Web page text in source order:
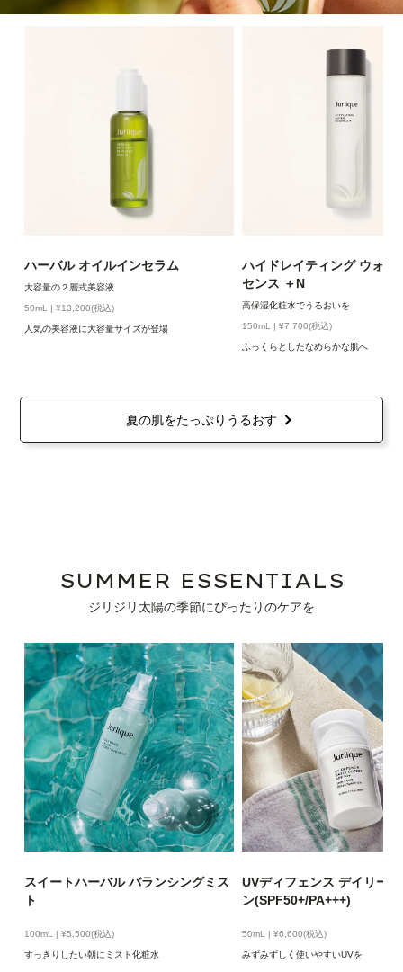
ハーバル オイルインセラム
大容量の２層式美容液
50mL | ¥13,200(税込)
人気の美容液に大容量サイズが登場
ハイドレイティング ウォー
センス ＋N
高保湿化粧水でうるおいを
150mL | ¥7,700(税込)
ふっくらとしたなめらかな肌へ
夏の肌をたっぷりうるおす
SUMMER ESSENTIALS
ジリジリ太陽の季節にぴったりのケアを
スイートハーバル バランシングミス
ト
100mL | ¥5,500(税込)
すっきりしたい朝にミスト化粧水
UVディフェンス デイリー
ン(SPF50+/PA+++)
50mL | ¥6,600(税込)
みずみずしく使いやすいUVを